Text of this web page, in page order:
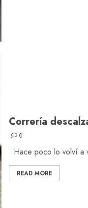
Correría
0
Hace poco lo volví a
READ MORE